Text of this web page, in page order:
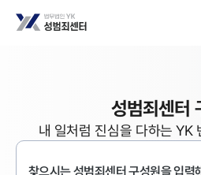
성범죄센터
내 일처럼 진심을 다하는 YK